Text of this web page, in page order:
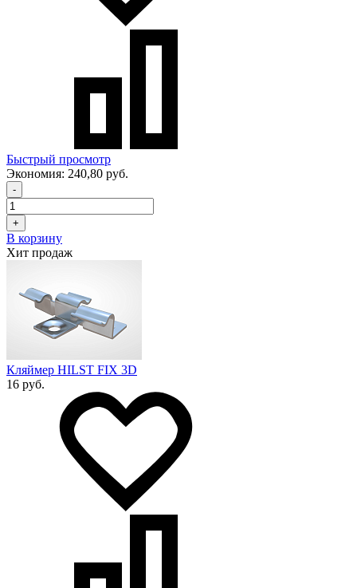
Быстрый просмотр
Экономия: 240,80 руб.
-
+
В корзину
Хит продаж
Кляймер HILST FIX 3D
16 руб.